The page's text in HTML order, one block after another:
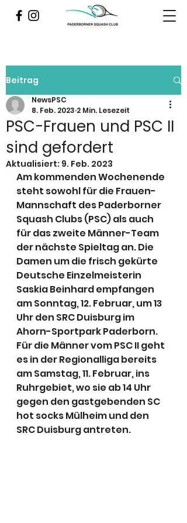
Beitrag
PSC-Frauen und PSC II
sind gefordert
NewsPSC
8. Feb. 2023 2 Min. Lesezeit
Aktualisiert: 9. Feb. 2023
Am kommenden Wochenende
steht sowohl für die Frauen-
Mannschaft des Paderborner
Squash Clubs (PSC) als auch
für das zweite Männer-Team
der nächste Spieltag an. Die
Damen um die frisch gekürte
Deutsche Einzelmeisterin
Saskia Beinhard empfangen
am Sonntag, 12. Februar, um 13
Uhr den SRC Duisburg im
Ahorn-Sportpark Paderborn.
Für die Männer vom PSC II geht
es in der Regionalliga bereits
am Samstag, 11. Februar, ins
Ruhrgebiet, wo sie ab 14 Uhr
gegen den gastgebenden SC
hot socks Mülheim und den
SRC Duisburg antreten.